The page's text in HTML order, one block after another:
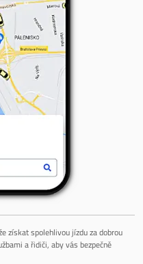
získat spolehlivou jízdu za dobrou
a řidiči, aby vás bezpečně